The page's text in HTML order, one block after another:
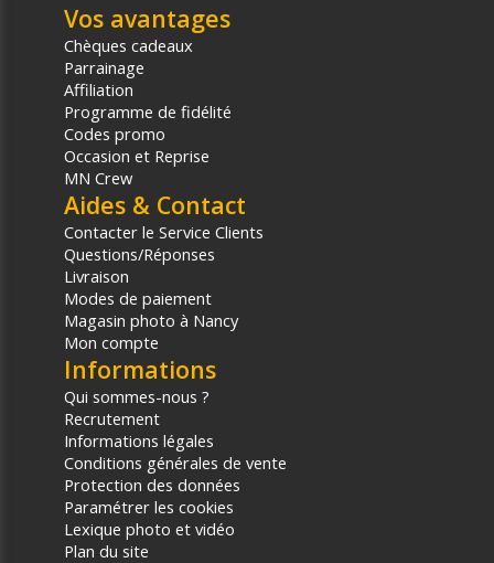
Vos avantages
Chèques cadeaux
Parrainage
Affiliation
Programme de fidélité
Codes promo
Occasion et Reprise
MN Crew
Aides & Contact
Contacter le Service Clients
Questions/Réponses
Livraison
Modes de paiement
Magasin photo à Nancy
Mon compte
Informations
Qui sommes-nous ?
Recrutement
Informations légales
Conditions générales de vente
Protection des données
Paramétrer les cookies
Lexique photo et vidéo
Plan du site